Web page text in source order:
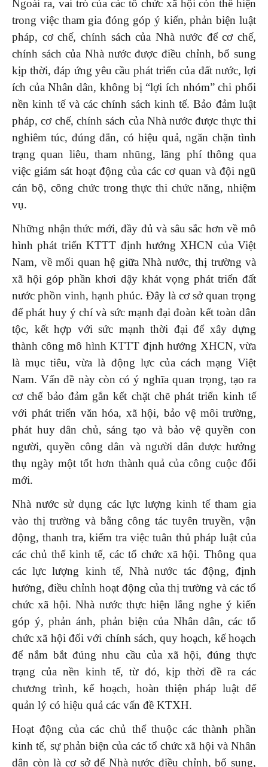
Ngoài ra, vai trò của các tổ chức xã hội còn thể hiện
trong việc tham gia đóng góp ý kiến, phản biện luật
pháp, cơ chế, chính sách của Nhà nước để cơ chế,
chính sách của Nhà nước được điều chỉnh, bổ sung
kịp thời, đáp ứng yêu cầu phát triển của đất nước, lợi
ích của Nhân dân, không bị “lợi ích nhóm” chi phối
nền kinh tế và các chính sách kinh tế. Bảo đảm luật
pháp, cơ chế, chính sách của Nhà nước được thực thi
nghiêm túc, đúng đắn, có hiệu quả, ngăn chặn tình
trạng quan liêu, tham nhũng, lãng phí thông qua
việc giám sát hoạt động của các cơ quan và đội ngũ
cán bộ, công chức trong thực thi chức năng, nhiệm
vụ.
Những nhận thức mới, đầy đủ và sâu sắc hơn về mô
hình phát triển KTTT định hướng XHCN của Việt
Nam, về mối quan hệ giữa Nhà nước, thị trường và
xã hội góp phần khơi dậy khát vọng phát triển đất
nước phồn vinh, hạnh phúc. Đây là cơ sở quan trọng
để phát huy ý chí và sức mạnh đại đoàn kết toàn dân
tộc, kết hợp với sức mạnh thời đại để xây dựng
thành công mô hình KTTT định hướng XHCN, vừa
là mục tiêu, vừa là động lực của cách mạng Việt
Nam. Vấn đề này còn có ý nghĩa quan trọng, tạo ra
cơ chế bảo đảm gắn kết chặt chẽ phát triển kinh tế
với phát triển văn hóa, xã hội, bảo vệ môi trường,
phát huy dân chủ, sáng tạo và bảo vệ quyền con
người, quyền công dân và người dân được hưởng
thụ ngày một tốt hơn thành quả của công cuộc đổi
mới.
Nhà nước sử dụng các lực lượng kinh tế tham gia
vào thị trường và bằng công tác tuyên truyền, vận
động, thanh tra, kiểm tra việc tuân thủ pháp luật của
các chủ thể kinh tế, các tổ chức xã hội. Thông qua
các lực lượng kinh tế, Nhà nước tác động, định
hướng, điều chỉnh hoạt động của thị trường và các tổ
chức xã hội. Nhà nước thực hiện lắng nghe ý kiến
góp ý, phản ánh, phản biện của Nhân dân, các tổ
chức xã hội đối với chính sách, quy hoạch, kế hoạch
để nắm bắt đúng nhu cầu của xã hội, đúng thực
trạng của nền kinh tế, từ đó, kịp thời đề ra các
chương trình, kế hoạch, hoàn thiện pháp luật để
quản lý có hiệu quả các vấn đề KTXH.
Hoạt động của các chủ thể thuộc các thành phần
kinh tế, sự phản biện của các tổ chức xã hội và Nhân
dân còn là cơ sở để Nhà nước điều chỉnh, bổ sung,